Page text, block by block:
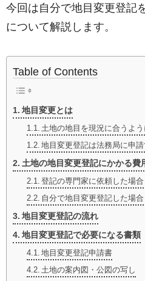
今回は自分で地目変更登記
について解説します。
Table of Contents
地目変更とは
土地の地目を現況に合うよ
地目変更登記は法務局に申請
土地の地目変更登記にかかる費
登記の専門家に依頼した場合
自分で地目変更登記した場合
地目変更登記の流れ
地目変更登記で必要になる書類
地目変更登記申請書
土地の案内図・公図の写し